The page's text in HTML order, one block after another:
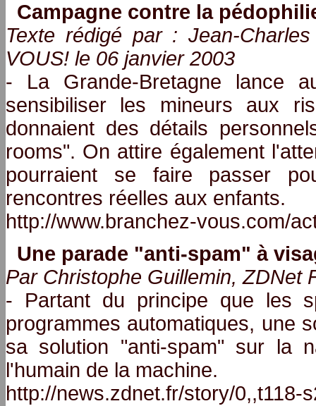
Campagne contre la
Texte rédigé par : Jean-
VOUS! le 06 janvier 2003
- La Grande-Bretagne lance
sensibiliser les mineurs aux
donnaient des détails
rooms". On attire également
pourraient se faire passer
rencontres réelles aux enfants.
http://www.branchez-vous.com/
Une parade "anti-spam" à
Par Christophe Guillemin, ZDNet
- Partant du principe que les
programmes automatiques, une
sa solution "anti-spam" sur la
l'humain de la machine.
http://news.zdnet.fr/story/0,,t118-